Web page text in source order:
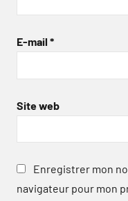
E-mail *
Site web
Enregistrer mon
navigateur pour mon